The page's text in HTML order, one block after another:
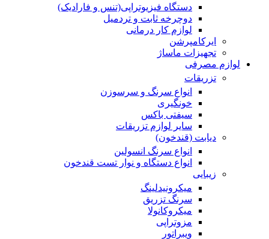
دستگاه فیزیوتراپی(تنس و فارادیک)
دوچرخه ثابت و تردمیل
لوازم کار درمانی
ایرکامپرشن
تجهیزات ماساژ
لوازم مصرفی
تزریقات
انواع سرنگ و سرسوزن
خونگیری
سیفتی باکس
سایر لوازم تزریقات
دیابت (قندخون)
انواع سرنگ انسولین
انواع دستگاه و نوار تست قندخون
زیبایی
میکرونیدلینگ
سرنگ تزریق
میکروکانولا
مزوتراپی
ویبراتور